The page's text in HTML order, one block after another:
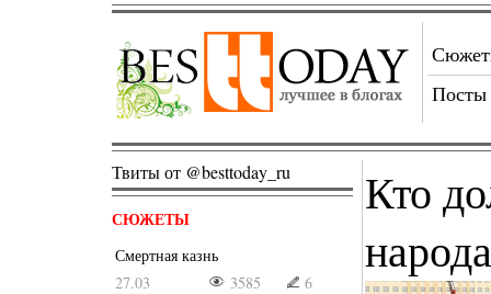
Посты
Твиты от @besttoday_ru
СЮЖЕТЫ
Смертная казнь
27.03
3585
6
Кто